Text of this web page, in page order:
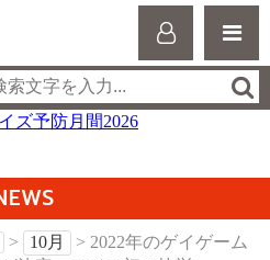
> 10月
> 2022年のゲイゲーム